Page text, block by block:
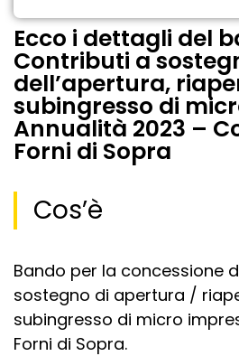
Ecco i dettagli del
Contributi a
dell’apertura,
subingresso di
Annualità 2023 –
Forni di Sopra
Cos’è
Bando per la concessione
sostegno di apertura /
subingresso di micro
Forni di Sopra.